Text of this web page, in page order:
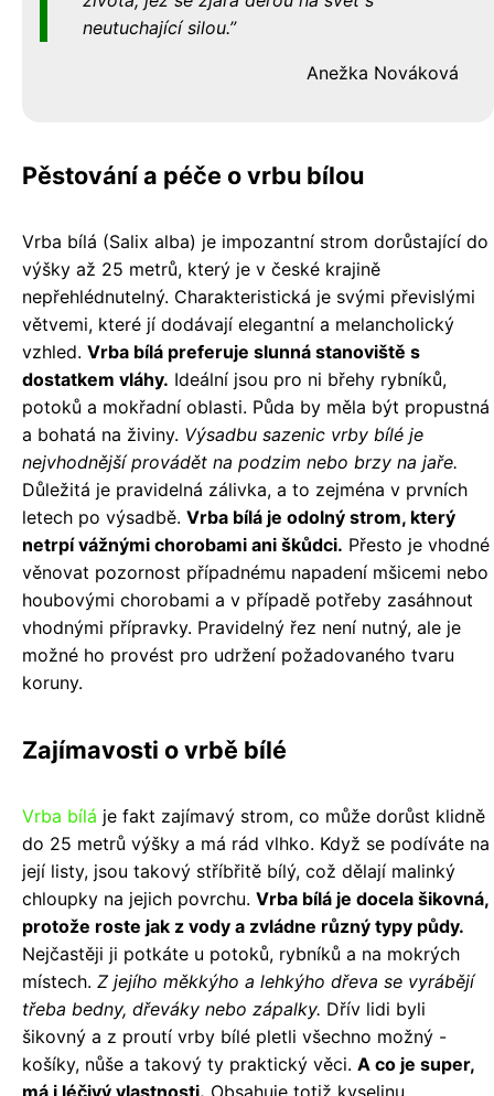
neutuchající silou.
Anežka Nováková
Pěstování a péče o vrbu bílou
Vrba bílá (Salix alba) je impozantní strom dorůstající do
výšky až 25 metrů, který je v české krajině
nepřehlédnutelný. Charakteristická je svými převislými
větvemi, které jí dodávají elegantní a melancholický
vzhled. Vrba bílá preferuje slunná stanoviště s
dostatkem vláhy. Ideální jsou pro ni břehy rybníků,
potoků a mokřadní oblasti. Půda by měla být propustná
a bohatá na živiny. Výsadbu sazenic vrby bílé je
nejvhodnější provádět na podzim nebo brzy na jaře.
Důležitá je pravidelná zálivka, a to zejména v prvních
letech po výsadbě. Vrba bílá je odolný strom, který
netrpí vážnými chorobami ani škůdci. Přesto je vhodné
věnovat pozornost případnému napadení mšicemi nebo
houbovými chorobami a v případě potřeby zasáhnout
vhodnými přípravky. Pravidelný řez není nutný, ale je
možné ho provést pro udržení požadovaného tvaru
koruny.
Zajímavosti o vrbě bílé
Vrba bílá je fakt zajímavý strom, co může dorůst klidně
do 25 metrů výšky a má rád vlhko. Když se podíváte na
její listy, jsou takový stříbřitě bílý, což dělají malinký
chloupky na jejich povrchu. Vrba bílá je docela šikovná,
protože roste jak z vody a zvládne různý typy půdy.
Nejčastěji ji potkáte u potoků, rybníků a na mokrých
místech. Z jejího měkkýho a lehkýho dřeva se vyrábějí
třeba bedny, dřeváky nebo zápalky. Dřív lidi byli
šikovný a z proutí vrby bílé pletli všechno možný -
košíky, nůše a takový ty praktický věci. A co je super,
má i léčivý vlastnosti. Obsahuje totiž kyselinu